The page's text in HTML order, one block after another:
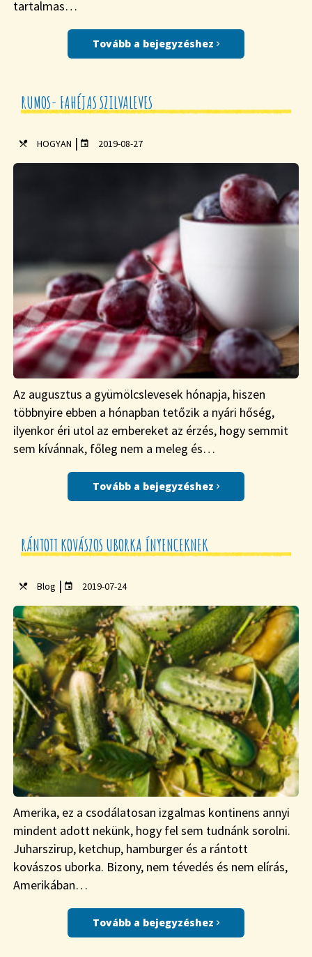
tartalmas…
Tovább a bejegyzéshez
RUMOS- FAHÉJAS SZILVALEVES
HOGYAN | 2019-08-27
Az augusztus a gyümölcslevesek hónapja, hiszen
többnyire ebben a hónapban tetőzik a nyári hőség,
ilyenkor éri utol az embereket az érzés, hogy semmit
sem kívánnak, főleg nem a meleg és…
Tovább a bejegyzéshez
RÁNTOTT KOVÁSZOS UBORKA ÍNYENCEKNEK
Blog | 2019-07-24
Amerika, ez a csodálatosan izgalmas kontinens annyi
mindent adott nekünk, hogy fel sem tudnánk sorolni.
Juharszirup, ketchup, hamburger és a rántott
kovászos uborka. Bizony, nem tévedés és nem elírás,
Amerikában…
Tovább a bejegyzéshez